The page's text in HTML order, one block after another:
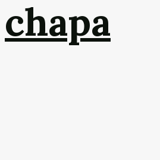
chapa